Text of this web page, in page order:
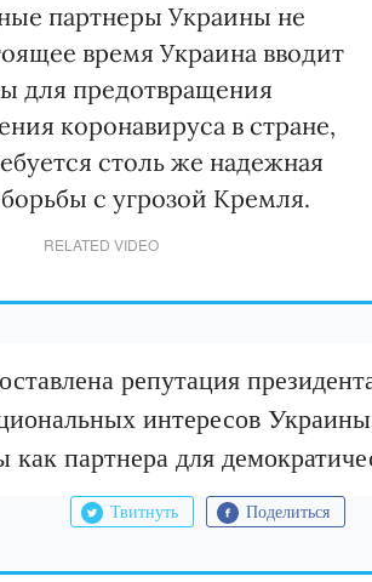
партнеры Украины не
время Украина вводит
для предотвращения
коронавируса в стране,
столь же надежная
с угрозой Кремля.
RELATED VIDEO
репутация
интересов
как партнера для
Твитнуть Поделиться